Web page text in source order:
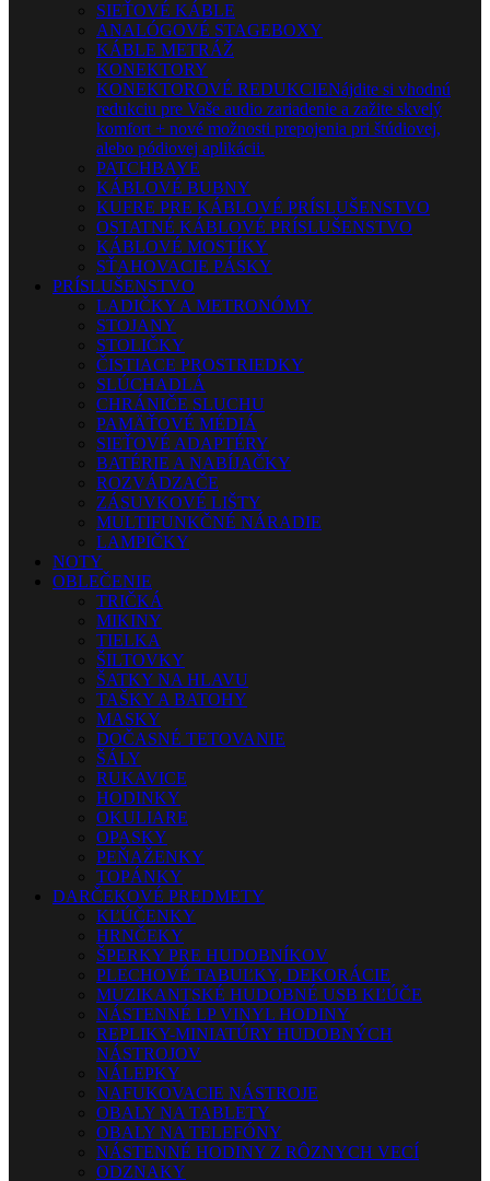
SIEŤOVÉ KÁBLE
ANALÓGOVÉ STAGEBOXY
KÁBLE METRÁŽ
KONEKTORY
KONEKTOROVÉ REDUKCIENájdite si vhodnú
redukciu pre Vaše audio zariadenie a zažite skvelý
komfort + nové možnosti prepojenia pri štúdiovej,
alebo pódiovej aplikácii.
PATCHBAYE
KÁBLOVÉ BUBNY
KUFRE PRE KÁBLOVÉ PRÍSLUŠENSTVO
OSTATNÉ KÁBLOVÉ PRÍSLUŠENSTVO
KÁBLOVÉ MOSTÍKY
SŤAHOVACIE PÁSKY
PRÍSLUŠENSTVO
LADIČKY A METRONÓMY
STOJANY
STOLIČKY
ČISTIACE PROSTRIEDKY
SLÚCHADLÁ
CHRÁNIČE SLUCHU
PAMÄŤOVÉ MÉDIÁ
SIEŤOVÉ ADAPTÉRY
BATÉRIE A NABÍJAČKY
ROZVÁDZAČE
ZÁSUVKOVÉ LIŠTY
MULTIFUNKČNÉ NÁRADIE
LAMPIČKY
NOTY
OBLEČENIE
TRIČKÁ
MIKINY
TIELKA
ŠILTOVKY
ŠATKY NA HLAVU
TAŠKY A BATOHY
MASKY
DOČASNÉ TETOVANIE
ŠÁLY
RUKAVICE
HODINKY
OKULIARE
OPASKY
PEŇAŽENKY
TOPÁNKY
DARČEKOVÉ PREDMETY
KĽÚČENKY
HRNČEKY
ŠPERKY PRE HUDOBNÍKOV
PLECHOVÉ TABUĽKY, DEKORÁCIE
MUZIKANTSKÉ HUDOBNÉ USB KĽÚČE
NÁSTENNÉ LP VINYL HODINY
REPLIKY-MINIATÚRY HUDOBNÝCH
NÁSTROJOV
NÁLEPKY
NAFUKOVACIE NÁSTROJE
OBALY NA TABLETY
OBALY NA TELEFÓNY
NÁSTENNÉ HODINY Z RÔZNYCH VECÍ
ODZNAKY